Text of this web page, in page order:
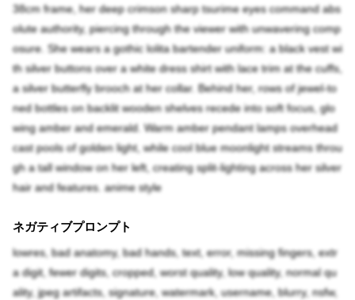
38cm frame, her deep crimson sharp tsurime eyes command abs
olute authority, piercing through the viewer with unwavering comp
osure. She wears a gothic lolita bartender uniform: a black vest wi
th silver buttons over a white dress shirt with lace trim at the cuffs,
a silver butterfly brooch at her collar. Behind her, rows of jewel-to
ned bottles on backlit wooden shelves recede into soft focus, glo
wing amber and emerald. Warm amber pendant lamps overhead
cast pools of golden light, while cool blue moonlight streams throu
gh a tall window on her left, creating split-lighting across her silver
hair and features. anime style
ネガティブプロンプト
lowres, bad anatomy, bad hands, text, error, missing fingers, extr
a digit, fewer digits, cropped, worst quality, low quality, normal qu
ality, jpeg artifacts, signature, watermark, username, blurry, nsfw,